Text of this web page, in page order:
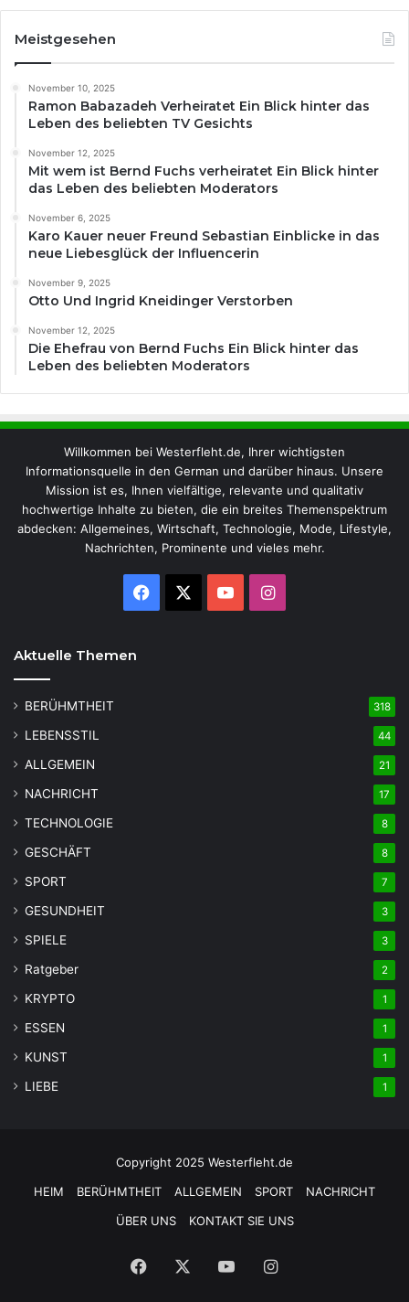
Meistgesehen
November 10, 2025
Ramon Babazadeh Verheiratet Ein Blick hinter das
Leben des beliebten TV Gesichts
November 12, 2025
Mit wem ist Bernd Fuchs verheiratet Ein Blick hinter
das Leben des beliebten Moderators
November 6, 2025
Karo Kauer neuer Freund Sebastian Einblicke in das
neue Liebesglück der Influencerin
November 9, 2025
Otto Und Ingrid Kneidinger Verstorben
November 12, 2025
Die Ehefrau von Bernd Fuchs Ein Blick hinter das
Leben des beliebten Moderators
Willkommen bei Westerfleht.de, Ihrer wichtigsten
Informationsquelle in den German und darüber hinaus. Unsere
Mission ist es, Ihnen vielfältige, relevante und qualitativ
hochwertige Inhalte zu bieten, die ein breites Themenspektrum
abdecken: Allgemeines, Wirtschaft, Technologie, Mode, Lifestyle,
Nachrichten, Prominente und vieles mehr.
Facebook YouTubeInstagram
Aktuelle Themen
BERÜHMTHEIT 318
LEBENSSTIL 44
ALLGEMEIN 21
NACHRICHT 17
TECHNOLOGIE 8
GESCHÄFT 8
SPORT 7
GESUNDHEIT 3
SPIELE 3
Ratgeber 2
KRYPTO 1
ESSEN 1
KUNST 1
LIEBE 1
Copyright 2025 Westerfleht.de
HEIM
BERÜHMTHEIT ALLGEMEIN SPORT
NACHRICHT
ÜBER UNS
KONTAKT SIE UNS
Facebook YouTubeInstagram